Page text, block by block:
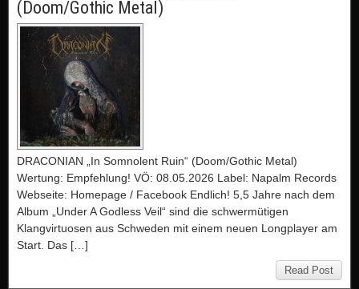
(Doom/Gothic Metal)
DRACONIAN „In Somnolent Ruin“ (Doom/Gothic Metal)
Wertung: Empfehlung! VÖ: 08.05.2026 Label: Napalm Records
Webseite: Homepage / Facebook Endlich! 5,5 Jahre nach dem
Album „Under A Godless Veil“ sind die schwermütigen
Klangvirtuosen aus Schweden mit einem neuen Longplayer am
Start. Das […]
Read Post